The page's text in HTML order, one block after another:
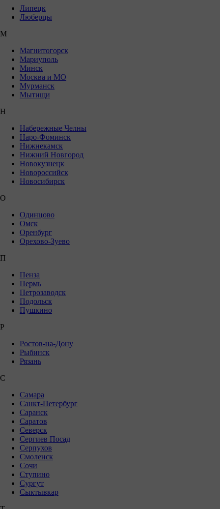
Липецк
Люберцы
М
Магнитогорск
Мариуполь
Минск
Москва и МО
Мурманск
Мытищи
Н
Набережные Челны
Наро-Фоминск
Нижнекамск
Нижний Новгород
Новокузнецк
Новороссийск
Новосибирск
О
Одинцово
Омск
Оренбург
Орехово-Зуево
П
Пенза
Пермь
Петрозаводск
Подольск
Пушкино
Р
Ростов-на-Дону
Рыбинск
Рязань
С
Самара
Санкт-Петербург
Саранск
Саратов
Северск
Сергиев Посад
Серпухов
Смоленск
Сочи
Ступино
Сургут
Сыктывкар